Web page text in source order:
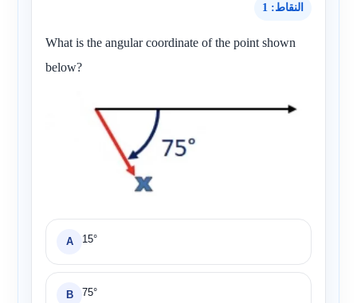
النقاط: 1
What is the angular coordinate of the point shown
below?
A 15°
B 75°